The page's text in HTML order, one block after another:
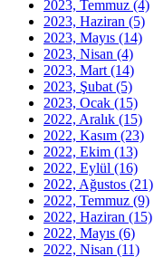
2023, Temmuz (4)
2023, Haziran (5)
2023, Mayıs (14)
2023, Nisan (4)
2023, Mart (14)
2023, Şubat (5)
2023, Ocak (15)
2022, Aralık (15)
2022, Kasım (23)
2022, Ekim (13)
2022, Eylül (16)
2022, Ağustos (21)
2022, Temmuz (9)
2022, Haziran (15)
2022, Mayıs (6)
2022, Nisan (11)